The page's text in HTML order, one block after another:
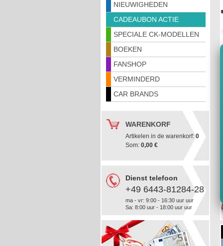
NIEUWIGHEDEN
CADEAUBON ACTIE
SPECIALE CK-MODELLEN
BOEKEN
FANSHOP
VERMINDERD
CAR BRANDS
WARENKORF
Artikelen in de warenkorf: 0
Som: 0,00 €
Dienst telefoon
+49 6443-81284-28
ma - vr: 9:00 - 16:30 uur uur
Sa: 8:00 uur - 18:00 uur uur